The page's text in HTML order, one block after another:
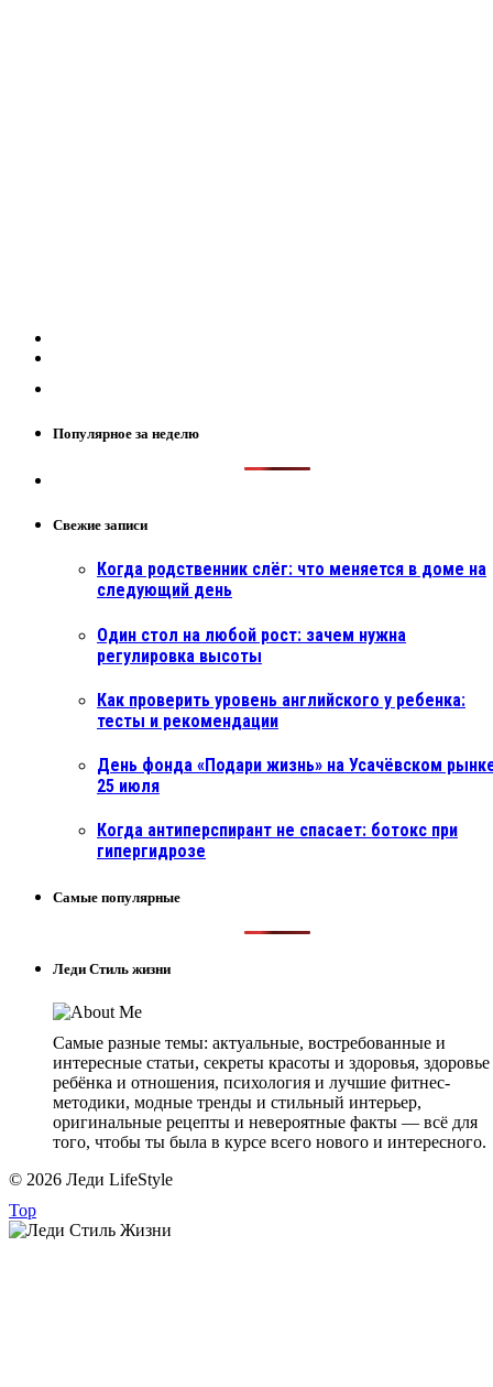
Популярное за неделю
Свежие записи
Когда родственник слёг: что меняется в доме на
следующий день
Один стол на любой рост: зачем нужна
регулировка высоты
Как проверить уровень английского у ребенка:
тесты и рекомендации
День фонда «Подари жизнь» на Усачёвском
25 июля
Когда антиперспирант не спасает: ботокс при
гипергидрозе
Самые популярные
Леди Стиль жизни
Самые разные темы: актуальные, востребованные и
интересные статьи, секреты красоты и здоровья, здоровье
ребёнка и отношения, психология и лучшие фитнес-
методики, модные тренды и стильный интерьер,
оригинальные рецепты и невероятные факты — всё для
того, чтобы ты была в курсе всего нового и интересного.
© 2026 Леди LifeStyle
Top